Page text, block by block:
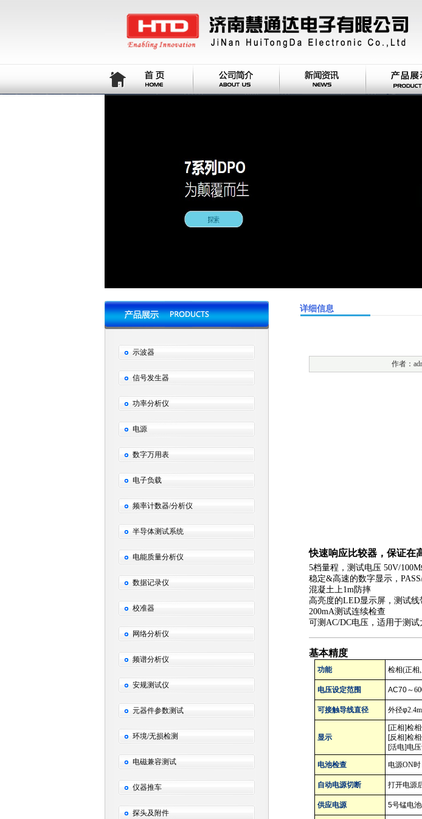
示波器
信号发生器
功率分析仪
电源
数字万用表
电子负载
频率计数器/分析仪
半导体测试系统
电能质量分析仪
数据记录仪
校准器
网络分析仪
频谱分析仪
安规测试仪
元器件参数测试
环境/无损检测
电磁兼容测试
仪器推车
探头及附件
详细信息
作者：
快速响应比较器，保证在
5档量程，测试电压 50V/
稳定&高速的数字显示，
混凝土上1m防摔
高亮度的LED显示屏，测试线
200mA测试连续检查
可测AC/DC电压，适用于测
基本精度
功能 检相(正相,
电压设定范围 AC70～
可接触导线直径 外径φ
显示
[正相]检
[反相]检
[活电]电
电池检查 电源ON时
自动电源切断 打开电源
供应电源 5号锰电池